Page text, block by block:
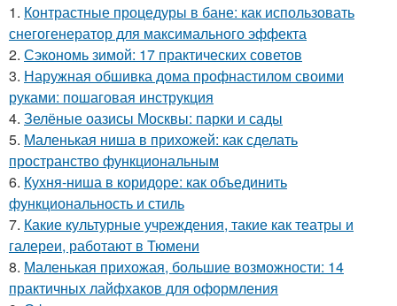
1. Контрастные процедуры в бане: как использовать
снегогенератор для максимального эффекта
2. Сэкономь зимой: 17 практических советов
3. Наружная обшивка дома профнастилом своими
руками: пошаговая инструкция
4. Зелёные оазисы Москвы: парки и сады
5. Маленькая ниша в прихожей: как сделать
пространство функциональным
6. Кухня-ниша в коридоре: как объединить
функциональность и стиль
7. Какие культурные учреждения, такие как театры и
галереи, работают в Тюмени
8. Маленькая прихожая, большие возможности: 14
практичных лайфхаков для оформления